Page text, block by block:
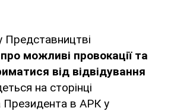
Представництві
можливі провокації та
від відвідування
на сторінці
Президента в АРК у